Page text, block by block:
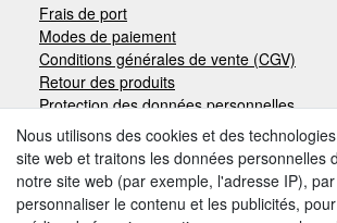
Frais de port
Modes de paiement
Conditions générales de vente (CGV)
Retour des produits
Protection des données personnelles
Mentions légales
Moyens de paiement
Nous utilisons des cookies et des
site web et traitons les données personnelles
notre site web (par exemple, l'adresse IP),
personnaliser le contenu et les publicités,